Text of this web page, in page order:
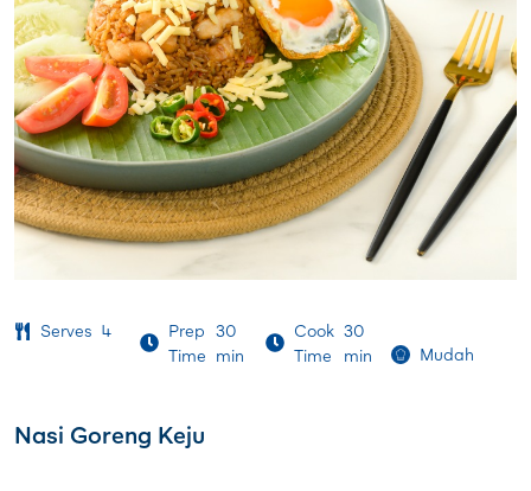
Serves 4
Prep
Time
30
min
Cook
Time
30
min
Mudah
Nasi Goreng Keju